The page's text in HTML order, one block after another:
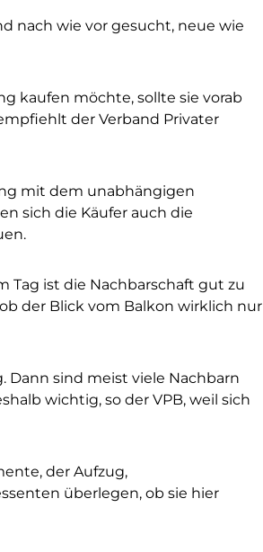
nach wie vor gesucht, neue wie
kaufen möchte, sollte sie vorab
der Verband Privater
mit dem unabhängigen
sich die Käufer auch die
Tag ist die Nachbarschaft gut zu
der Blick vom Balkon wirklich nur
sind meist viele Nachbarn
wichtig, so der VPB, weil sich
der Aufzug,
überlegen, ob sie hier